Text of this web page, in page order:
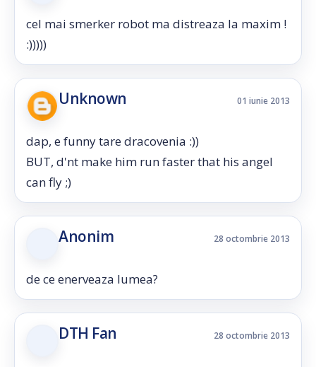
cel mai smerker robot ma distreaza la maxim !
:)))))
Unknown 01 iunie 2013
dap, e funny tare dracovenia :))
BUT, d'nt make him run faster that his angel
can fly ;)
Anonim 28 octombrie 2013
de ce enerveaza lumea?
DTH Fan 28 octombrie 2013